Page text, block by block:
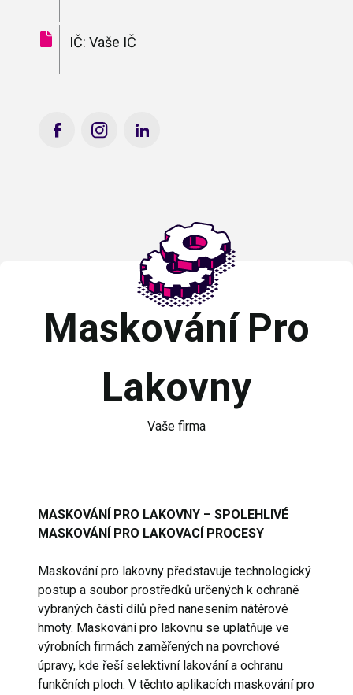
IČ: Vaše IČ
Maskování Pro
Lakovny
Vaše firma
MASKOVÁNÍ PRO LAKOVNY – SPOLEHLIVÉ
MASKOVÁNÍ PRO LAKOVACÍ PROCESY
Maskování pro lakovny představuje technologický
postup a soubor prostředků určených k ochraně
vybraných částí dílů před nanesením nátěrové
hmoty. Maskování pro lakovnu se uplatňuje ve
výrobních firmách zaměřených na povrchové
úpravy, kde řeší selektivní lakování a ochranu
funkčních ploch. V těchto aplikacích maskování pro